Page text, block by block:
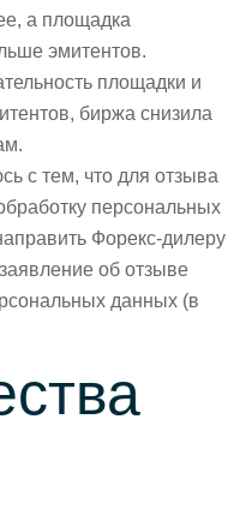
а площадка
эмитентов.
площадки и
биржа снизила
с тем, что для отзыва
персональных
Форекс-дилеру
об отзыве
данных (в